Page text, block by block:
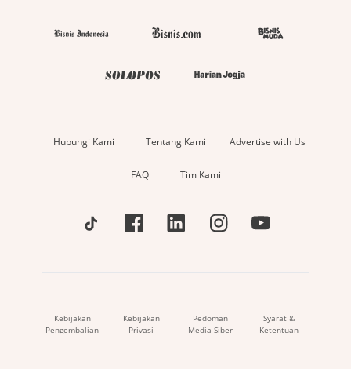
Hubungi Kami Tentang Kami Advertise with Us
FAQ Tim Kami
Kebijakan
Pengembalian
Kebijakan
Privasi
Pedoman
Media Siber
Syarat &
Ketentuan